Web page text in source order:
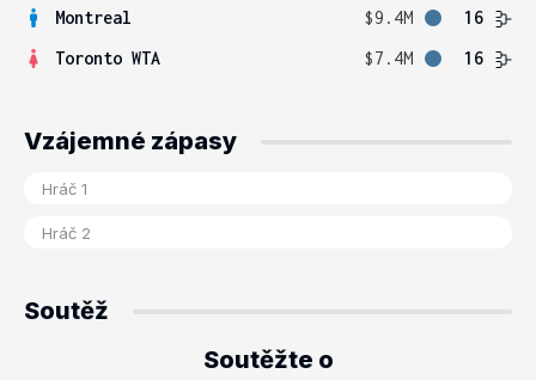
Montreal $9.4M
16
Toronto WTA
$7.4M 16
Vzájemné zápasy
Soutěž
Soutěžte o